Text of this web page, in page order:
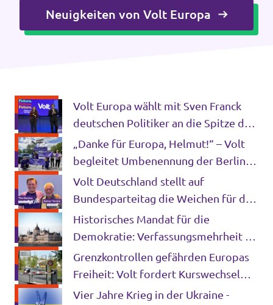
Datenschutz
Impressum
Volt Europa wählt mit Sven Franck
deutschen Politiker an die Spitze der
paneuropäischen Partei
„Danke für Europa, Helmut!“ – Volt
begleitet Umbenennung der Berliner
Hofjägerallee in Helmut-Kohl-Allee
mit pro-europäischer Aktion
Volt Deutschland stellt auf
Bundesparteitag die Weichen für das
Superwahljahr 2029
Historisches Mandat für die
Demokratie: Verfassungsmehrheit in
Ungarn ebnet Weg für tiefgreifende
EU-Reformen
Grenzkontrollen gefährden Europas
Freiheit: Volt fordert Kurswechsel
der Bundesregierung
Vier Jahre Krieg in der Ukraine -
Neuigkeiten von Volt Europa